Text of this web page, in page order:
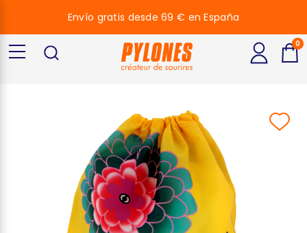
Envío gratis desde 69 € en España
0